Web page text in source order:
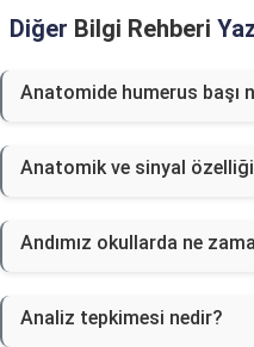
Diğer Bilgi Rehberi
Anatomide humerus başı
Anatomik ve sinyal
Andımız okullarda ne
Analiz tepkimesi nedir?